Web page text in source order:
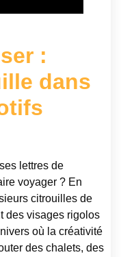
:
dans
lettres de
voyager ? En
citrouilles de
des visages rigolos
où la créativité
des chalets, des